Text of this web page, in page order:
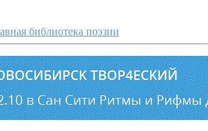
библиотека поэзии